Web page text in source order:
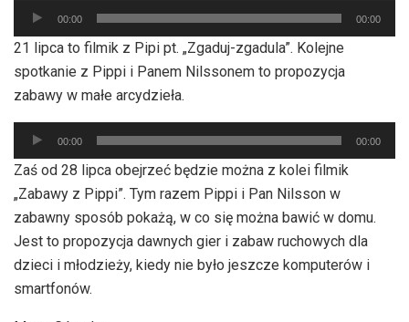
Odtwarzacz
plików
dźwiękowych
00:00 00:00
21 lipca to filmik z Pipi pt. „Zgaduj-zgadula”. Kolejne
spotkanie z Pippi i Panem Nilssonem to propozycja
zabawy w małe arcydzieła.
Odtwarzacz
plików
dźwiękowych
00:00 00:00
Zaś od 28 lipca obejrzeć będzie można z kolei filmik
„Zabawy z Pippi”. Tym razem Pippi i Pan Nilsson w
zabawny sposób pokażą, w co się można bawić w domu.
Jest to propozycja dawnych gier i zabaw ruchowych dla
dzieci i młodzieży, kiedy nie było jeszcze komputerów i
smartfonów.